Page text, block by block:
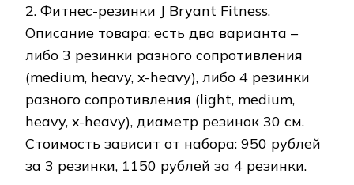
2. Фитнес-резинки J Bryant Fitness.
Описание товара: есть два варианта –
либо 3 резинки разного сопротивления
(medium, heavy, x-heavy), либо 4 резинки
разного сопротивления (light, medium,
heavy, x-heavy), диаметр резинок 30 см.
Стоимость зависит от набора: 950 рублей
за 3 резинки, 1150 рублей за 4 резинки.